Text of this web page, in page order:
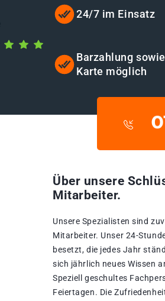
24/7 im Einsatz
Barzahlung
Karte möglich
Über unsere
Mitarbeiter.
Unsere Spezialisten sind
Mitarbeiter. Unser 24-
besetzt, die jedes Jahr
sich jährlich neues Wissen
Speziell geschultes
Feiertagen. Die